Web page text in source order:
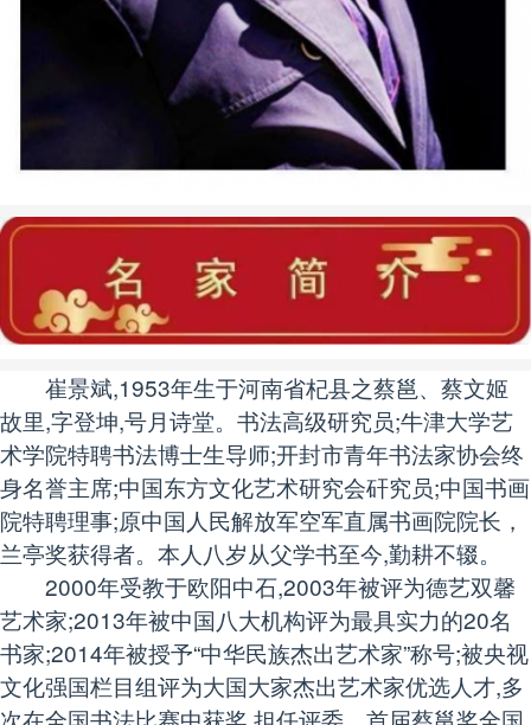
崔景斌,1953年生于河南省杞县之蔡邕、蔡文姬
故里,字登坤,号月诗堂。书法高级研究员;牛津大学艺
术学院特聘书法博士生导师;开封市青年书法家协会终
身名誉主席;中国东方文化艺术研究会矸究员;中国书画
院特聘理事;原中国人民解放军空军直属书画院院长，
兰亭奖获得者。本人八岁从父学书至今,勤耕不辍。
2000年受教于欧阳中石,2003年被评为德艺双馨
艺术家;2013年被中国八大机构评为最具实力的20名
书家;2014年被授予“中华民族杰出艺术家”称号;被央视
文化强国栏目组评为大国大家杰出艺术家优选人才,多
次在全国书法比赛中获奖,担任评委。首届蔡邕奖全国